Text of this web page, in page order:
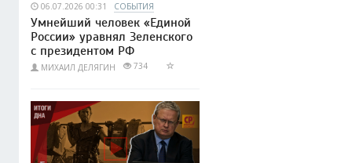
06.07.2026 00:31 СОБЫТИЯ
Умнейший человек «Единой
России» уравнял Зеленского
с президентом РФ
МИХАИЛ ДЕЛЯГИН 734